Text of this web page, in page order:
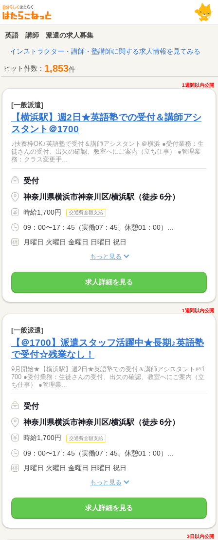
英語 講師 派遣の求人募集
インストラクター・講師・塾講師に関する求人情報を見てみる
ヒット件数： 1,853件
1週間以内公開
[一般派遣]
【横浜駅】週2日★英語塾での受付＆講師アシ
スタント＠1700
♪扶養枠OK♪英語塾で受付＆講師アシスタント＠横浜 ●受付業務：生
徒さんの受付、出欠の確認、教室へにご案内（立ち仕事） ●管理業
務：クラス変更手...
受付
神奈川県横浜市神奈川区/横浜駅（徒歩 6分）
時給1,700円 交通費全額支給
09：00〜17：45（実働07：45、休憩01：00）...
月曜日 火曜日 金曜日 日曜日 祝日
もっと見る
求人詳細を見る
1週間以内公開
[一般派遣]
【＠1700】派遣スタッフ活躍中★長期♪英語塾
で受付☆残業なし！
9月開始★【横浜駅】週2日★英語塾での受付＆講師アシスタント＠1
700 ●受付業務：生徒さんの受付、出欠の確認、教室へにご案内（立
ち仕事） ●管理業...
受付
神奈川県横浜市神奈川区/横浜駅（徒歩 6分）
時給1,700円 交通費全額支給
09：00〜17：45（実働07：45、休憩01：00）...
月曜日 火曜日 金曜日 日曜日 祝日
もっと見る
求人詳細を見る
3日以内公開